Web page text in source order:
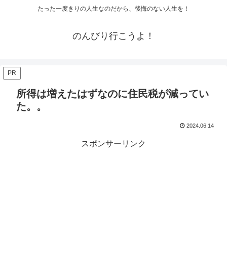
たった一度きりの人生なのだから、後悔のない人生を！
のんびり行こうよ！
PR
所得は増えたはずなのに住民税が減ってい
た。。
2024.06.14
スポンサーリンク